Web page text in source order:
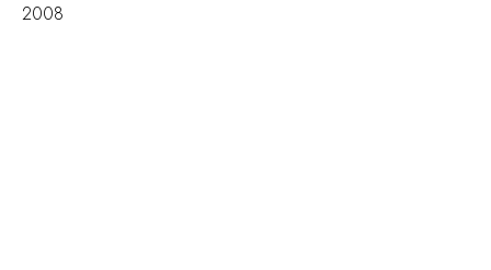
2008